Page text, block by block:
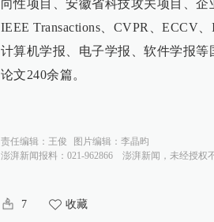
向性项目、安徽省科技攻关项目、
IEEE Transactions、CVPR、ECCV
计算机学报、电子学报、软件学报
论文240余篇。
责任编辑： 王俊 图片编辑： 李晶昀
澎湃新闻报料：021-962866
澎湃新闻，未经授权
7 收藏